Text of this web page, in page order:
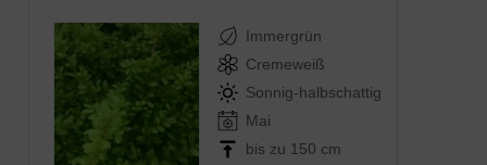
Immergrün
Cremeweiß
Sonnig-halbschattig
Mai
bis zu 150 cm